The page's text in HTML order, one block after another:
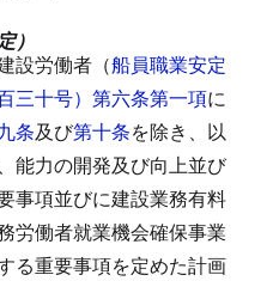
）
設労働者（船員職業安定
三十号）第六条第一項に
条及び第十条を除き、以
能力の開発及び向上並び
事項並びに建設業務有料
労働者就業機会確保事業
る重要事項を定めた計画